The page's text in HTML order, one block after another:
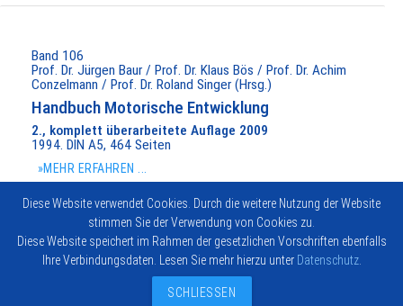
Band 106
Prof. Dr. Jürgen Baur / Prof. Dr. Klaus Bös / Prof. Dr. Achim
Conzelmann / Prof. Dr. Roland Singer (Hrsg.)
Handbuch Motorische Entwicklung
2., komplett überarbeitete Auflage 2009
1994. DIN A5, 464 Seiten
»MEHR ERFAHREN ...
BEREITS AUSGEWÄHLT
Impressum Vertrag widerrufen
© 2026
Hofmann-
Kontakt
Diese Website verwendet Cookies. Durch die weitere Nutzung der Website
stimmen Sie der Verwendung von Cookies zu.
Diese Website speichert im Rahmen der gesetzlichen Vorschriften ebenfalls
Ihre Verbindungsdaten. Lesen Sie mehr hierzu unter Datenschutz.
SCHLIESSEN